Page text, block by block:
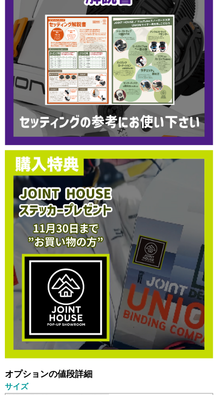
オプションの値段詳細
サイズ